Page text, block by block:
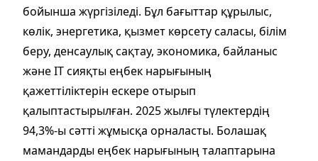
бойынша жүргізіледі. Бұл бағыттар құрылыс,
көлік, энергетика, қызмет көрсету саласы, білім
беру, денсаулық сақтау, экономика, байланыс
және IT сияқты еңбек нарығының
қажеттіліктерін ескере отырып
қалыптастырылған. 2025 жылғы түлектердің
94,3%-ы сәтті жұмысқа орналасты. Болашақ
мамандарды еңбек нарығының талаптарына